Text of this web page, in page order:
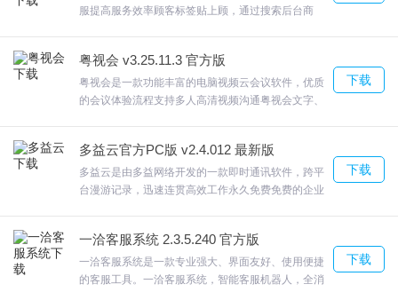
服提高服务效率顾客标签贴上顾，通过搜索后台商
权，导致无法登录。欢迎来合众软件园下载体验。
粤视会 v3.25.11.3 官方版
粤视会是一款功能丰富的电脑视频云会议软件，优质
的会议体验流程支持多人高清视频沟通粤视会文字、
人机视讯无缝对接，摆脱固定会议室限制还支持屏幕
共享，欢迎来合众软件园下载体验。
下载
多益云官方PC版 v2.4.012 最新版
多益云是由多益网络开发的一款即时通讯软件，跨平
台漫游记录，迅速连贯高效工作永久免费免费的企业
上的失误。欢迎来合众软件园下载体验。
下载
一洽客服系统 2.3.5.240 官方版
一洽客服系统是一款专业强大、界面友好、使用便捷
的客服工具。一洽客服系统，智能客服机器人，全消
下载